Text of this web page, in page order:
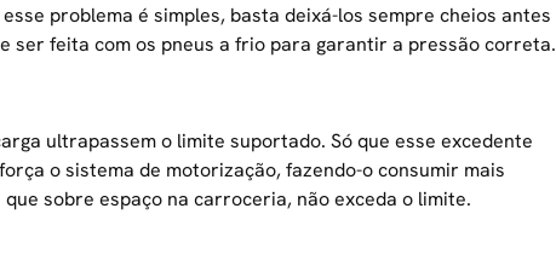
problema é simples, basta deixá-los sempre cheios antes
ser feita com os pneus a frio para garantir a pressão correta.
ultrapassem o limite suportado. Só que esse excedente
o sistema de motorização, fazendo-o consumir mais
sobre espaço na carroceria, não exceda o limite.